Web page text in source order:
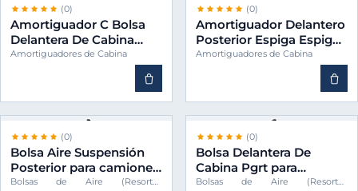
(0)
Amortiguador C Bolsa
Delantera De Cabina
Pgrt para camiones -
Amortiguadores de Cabina
(0)
Amortiguador Delantero
Posterior Espiga Espiga
Cabina para camiones -
Amortiguadores de Cabina
(0)
Bolsa Aire Suspensión
Posterior para camiones
-FIRESTONE 1726240
Bolsas de Aire (Resortes
(0)
Bolsa Delantera De
Cabina Pgrt para
camiones -FIRESTONE
Bolsas de Aire (Resortes